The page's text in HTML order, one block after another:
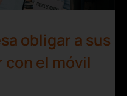
obligar a sus
con el móvil